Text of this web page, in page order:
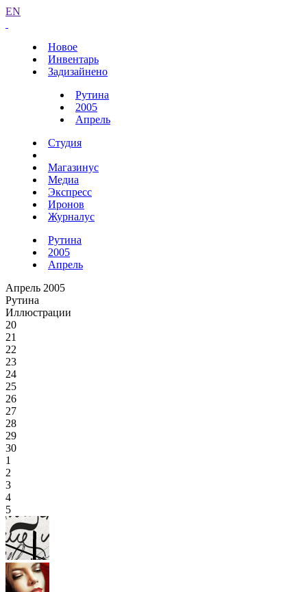
EN
Новое
Инвентарь
Задизайнено
Рутина
2005
Апрель
Студия
Магазинус
Медиа
Экспресс
Иронов
Журналус
Рутина
2005
Апрель
Апрель 2005
Рутина
Иллюстрации
20
21
22
23
24
25
26
27
28
29
30
1
2
3
4
5